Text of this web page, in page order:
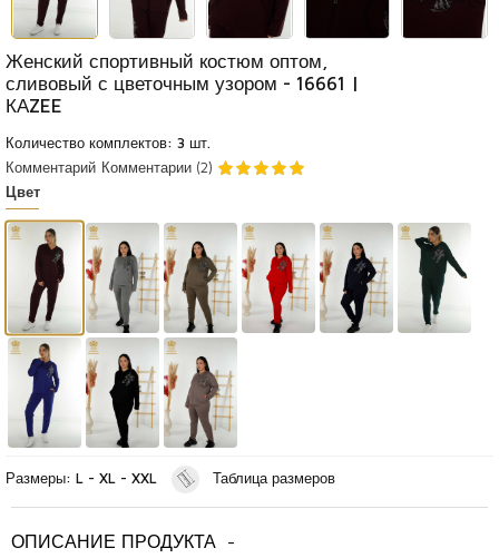
Женский спортивный костюм оптом,
сливовый с цветочным узором - 16661 |
КАZEE
Количество комплектов: 3 шт.
Комментарий Комментарии (2)
Цвет
Размеры: L - XL - XXL Таблица размеров
ОПИСАНИЕ ПРОДУКТА -